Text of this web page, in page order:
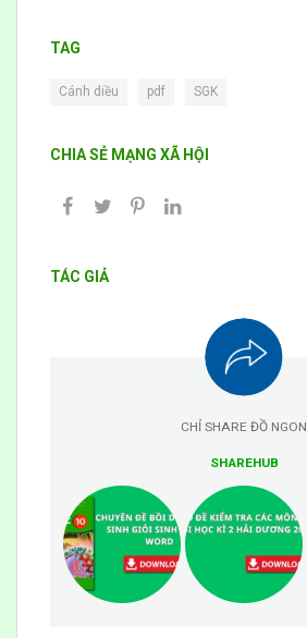
TAG
Cánh diều pdf SGK
CHIA SẺ MẠNG XÃ HỘI
TÁC GIẢ
CHỈ SHARE ĐỒ NGON
SHAREHUB